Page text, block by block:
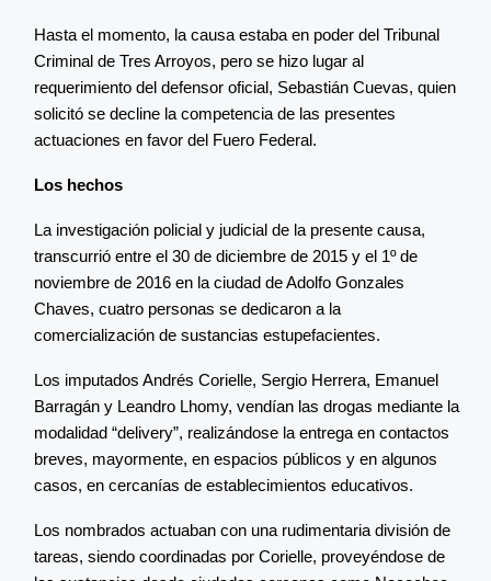
Hasta el momento, la causa estaba en poder del Tribunal
Criminal de Tres Arroyos, pero se hizo lugar al
requerimiento del defensor oficial, Sebastián Cuevas, quien
solicitó se decline la competencia de las presentes
actuaciones en favor del Fuero Federal.
Los hechos
La investigación policial y judicial de la presente causa,
transcurrió entre el 30 de diciembre de 2015 y el 1º de
noviembre de 2016 en la ciudad de Adolfo Gonzales
Chaves, cuatro personas se dedicaron a la
comercialización de sustancias estupefacientes.
Los imputados Andrés Corielle, Sergio Herrera, Emanuel
Barragán y Leandro Lhomy, vendían las drogas mediante la
modalidad “delivery”, realizándose la entrega en contactos
breves, mayormente, en espacios públicos y en algunos
casos, en cercanías de establecimientos educativos.
Los nombrados actuaban con una rudimentaria división de
tareas, siendo coordinadas por Corielle, proveyéndose de